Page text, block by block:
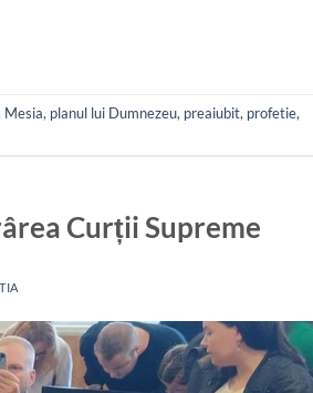
Mesia, planul lui Dumnezeu, preaiubit, profetie,
Curții Supreme